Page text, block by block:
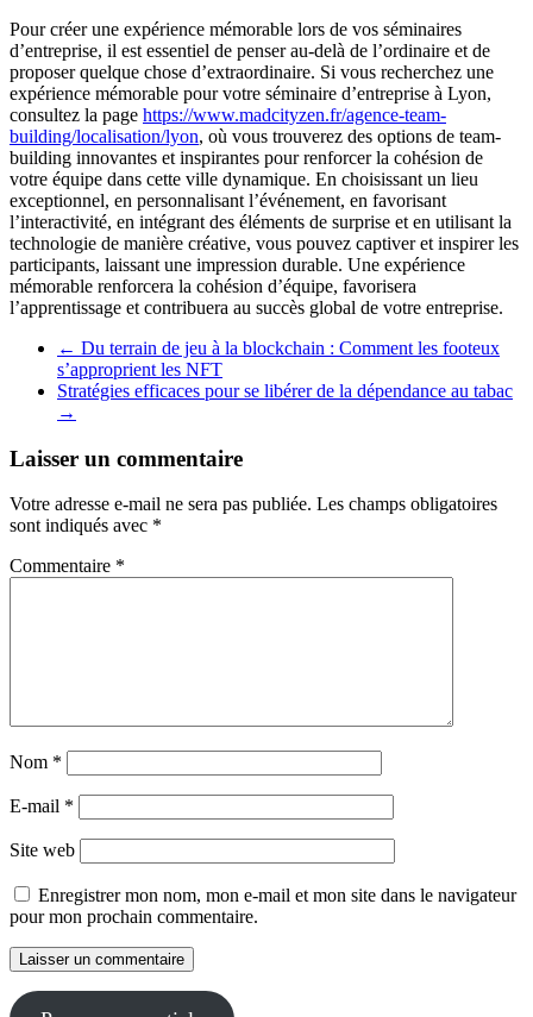
Pour créer une expérience mémorable lors de vos séminaires
d’entreprise, il est essentiel de penser au-delà de l’ordinaire et de
proposer quelque chose d’extraordinaire. Si vous recherchez une
expérience mémorable pour votre séminaire d’entreprise à Lyon,
consultez la page https://www.madcityzen.fr/agence-team-
building/localisation/lyon, où vous trouverez des options de team-
building innovantes et inspirantes pour renforcer la cohésion de
votre équipe dans cette ville dynamique. En choisissant un lieu
exceptionnel, en personnalisant l’événement, en favorisant
l’interactivité, en intégrant des éléments de surprise et en utilisant la
technologie de manière créative, vous pouvez captiver et inspirer les
participants, laissant une impression durable. Une expérience
mémorable renforcera la cohésion d’équipe, favorisera
l’apprentissage et contribuera au succès global de votre entreprise.
← Du terrain de jeu à la blockchain : Comment les footeux
s’approprient les NFT
Stratégies efficaces pour se libérer de la dépendance au tabac
→
Laisser un commentaire
Votre adresse e-mail ne sera pas publiée. Les champs obligatoires
sont indiqués avec *
Commentaire *
Nom *
E-mail *
Site web
Enregistrer mon nom, mon e-mail et mon site dans le navigateur
pour mon prochain commentaire.